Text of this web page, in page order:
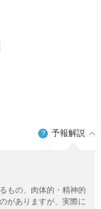
？ 予報解説
もの、肉体的・精神的
がありますが、実際に